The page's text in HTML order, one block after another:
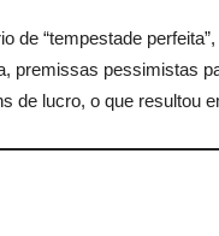
de “tempestade
premissas pessimistas
de lucro, o que resultou